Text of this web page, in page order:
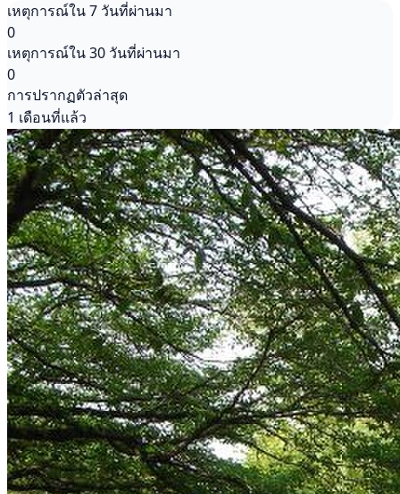
เหตุการณ์ใน 7 วันที่ผ่านมา
0
เหตุการณ์ใน 30 วันที่ผ่านมา
0
การปรากฏตัวล่าสุด
1 เดือนที่แล้ว